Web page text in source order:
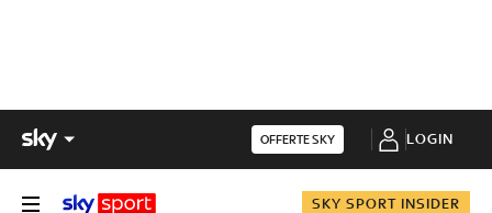
OFFERTE SKY LOGIN
SKY SPORT INSIDER